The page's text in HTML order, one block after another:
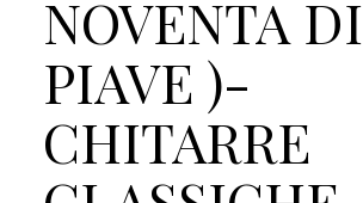
NOVENTA DI
PIAVE )-
CHITARRE